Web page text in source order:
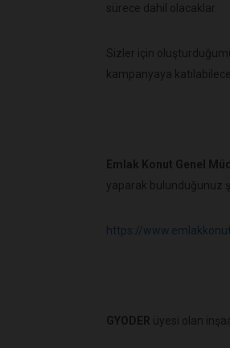
sürece dahil olacaklar.
Sizler için
kampanyaya
Emlak Konut Genel
yaparak bulunduğunuz
https://
GYODER üyesi olan